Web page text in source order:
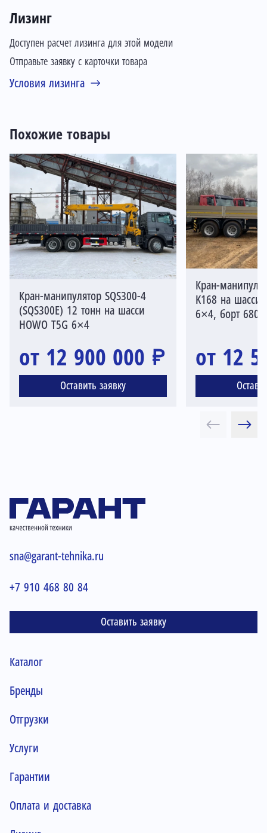
Лизинг
Доступен расчет лизинга для этой модели
Отправьте заявку с карточки товара
Условия лизинга
Похожие товары
Кран-манипулятор SQS300-4
(SQS300E) 12 тонн на шасси
HOWO T5G 6×4
от 12 900 000 ₽
Оставить заявку
Кран-
K168 на шасси
6×4, борт
от 12
sna@garant-tehnika.ru
+7 910 468 80 84
Оставить заявку
Каталог
Бренды
Отгрузки
Услуги
Гарантии
Оплата и доставка